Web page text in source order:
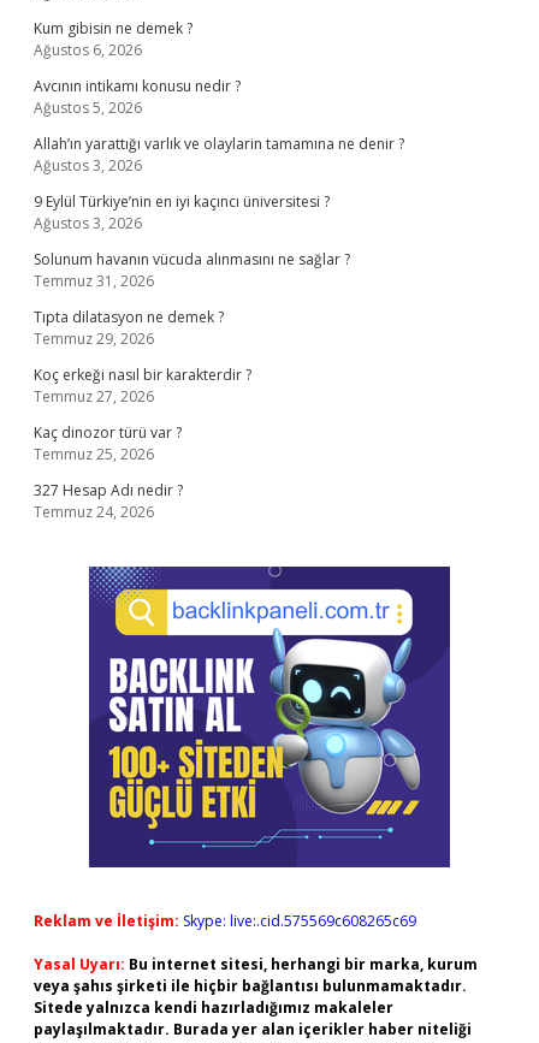
Kum gibisin ne demek ?
Ağustos 6, 2026
Avcının intikamı konusu nedir ?
Ağustos 5, 2026
Allah’ın yarattığı varlık ve olaylarin tamamına ne denir ?
Ağustos 3, 2026
9 Eylül Türkiye’nin en iyi kaçıncı üniversitesi ?
Ağustos 3, 2026
Solunum havanın vücuda alınmasını ne sağlar ?
Temmuz 31, 2026
Tıpta dilatasyon ne demek ?
Temmuz 29, 2026
Koç erkeği nasıl bir karakterdir ?
Temmuz 27, 2026
Kaç dinozor türü var ?
Temmuz 25, 2026
327 Hesap Adı nedir ?
Temmuz 24, 2026
Reklam ve İletişim: Skype: live:.cid.575569c608265c69
Yasal Uyarı: Bu internet sitesi, herhangi bir marka, kurum
veya şahıs şirketi ile hiçbir bağlantısı bulunmamaktadır.
Sitede yalnızca kendi hazırladığımız makaleler
paylaşılmaktadır. Burada yer alan içerikler haber niteliği